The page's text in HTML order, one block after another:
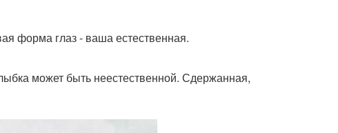
форма глаз - ваша естественная.
может быть неестественной. Сдержанная,